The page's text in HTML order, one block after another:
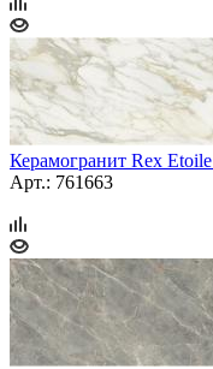
Керамогранит Rex
Арт.: 761663